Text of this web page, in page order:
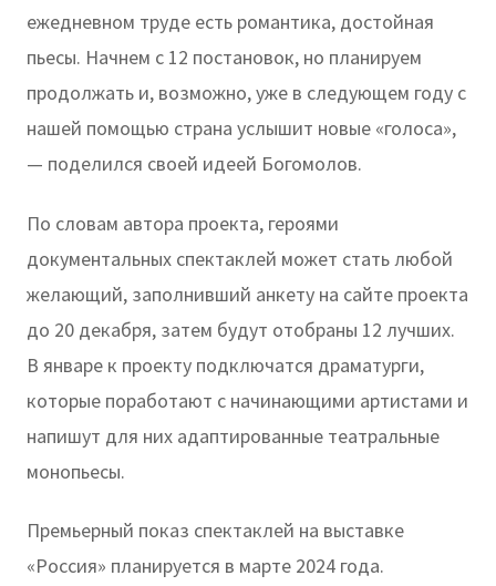
ежедневном труде есть романтика, достойная
пьесы. Начнем с 12 постановок, но планируем
продолжать и, возможно, уже в следующем году с
нашей помощью страна услышит новые «голоса»,
— поделился своей идеей Богомолов.
По словам автора проекта, героями
документальных спектаклей может стать любой
желающий, заполнивший анкету на сайте проекта
до 20 декабря, затем будут отобраны 12 лучших.
В январе к проекту подключатся драматурги,
которые поработают с начинающими артистами и
напишут для них адаптированные театральные
монопьесы.
Премьерный показ спектаклей на выставке
«Россия» планируется в марте 2024 года.